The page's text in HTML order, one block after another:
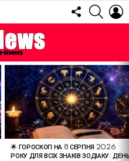
FOLLOW
US
🌟 ГОРОСКОП НА 8 СЕРПНЯ 2026
РОКУ ДЛЯ ВСІХ ЗНАКІВ ЗОДІАКУ: